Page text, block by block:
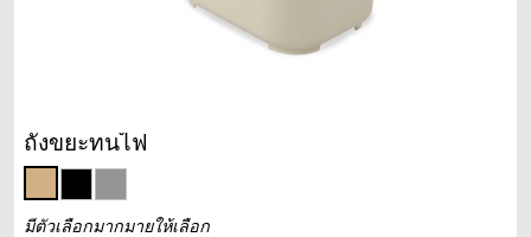
ถังขยะทนไฟ
มีตัวเลือกมากมายให้เลือก